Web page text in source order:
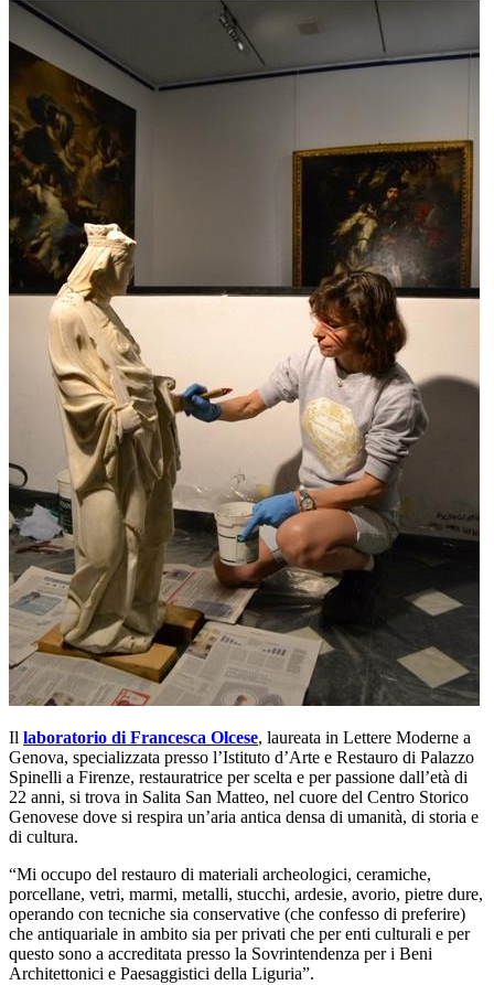
Il laboratorio di Francesca Olcese, laureata in Lettere Moderne a
Genova, specializzata presso l’Istituto d’Arte e Restauro di Palazzo
Spinelli a Firenze, restauratrice per scelta e per passione dall’età di
22 anni, si trova in Salita San Matteo, nel cuore del Centro Storico
Genovese dove si respira un’aria antica densa di umanità, di storia e
di cultura.
“Mi occupo del restauro di materiali archeologici, ceramiche,
porcellane, vetri, marmi, metalli, stucchi, ardesie, avorio, pietre dure,
operando con tecniche sia conservative (che confesso di preferire)
che antiquariale in ambito sia per privati che per enti culturali e per
questo sono a accreditata presso la Sovrintendenza per i Beni
Architettonici e Paesaggistici della Liguria”.